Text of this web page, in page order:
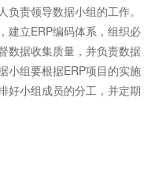
责领导数据小组的工作。
建立ERP编码体系，组织必
数据收集质量，并负责数据
小组要根据ERP项目的实施
好小组成员的分工，并定期